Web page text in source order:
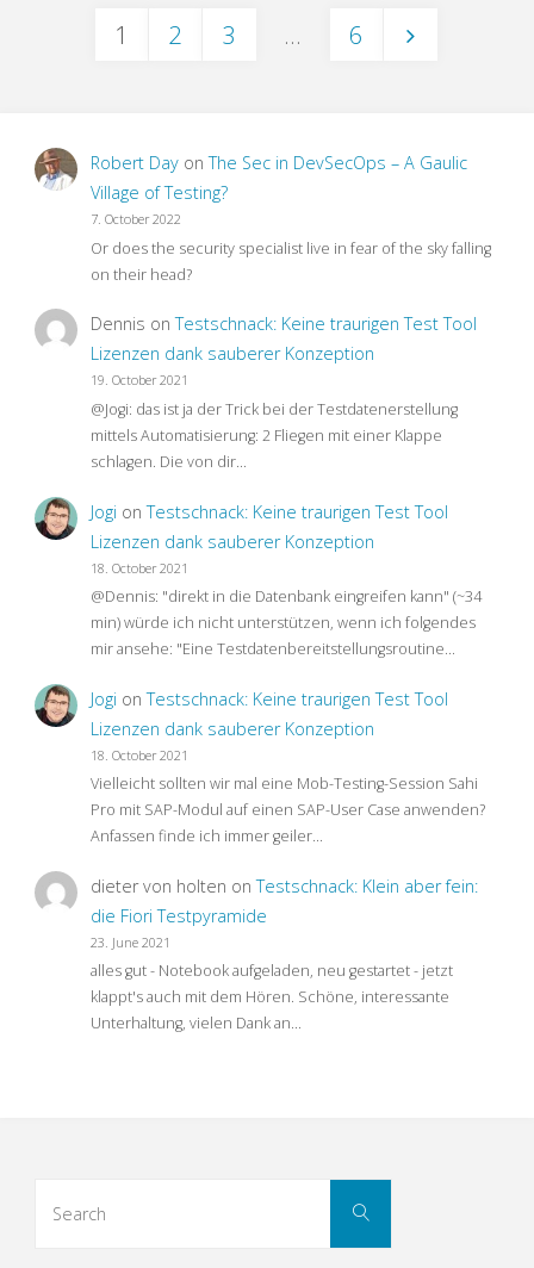
Tipps
Testautomation"
1 2 3 … 6
Robert DayonThe Sec in DevSecOps – A Gaulic
Village of Testing?
7. October 2022
Or does the security specialist live in fear of the sky falling
on their head?
Dennis onTestschnack: Keine traurigen Test Tool
Lizenzen dank sauberer Konzeption
19. October 2021
@Jogi: das ist ja der Trick bei der Testdatenerstellung
mittels Automatisierung: 2 Fliegen mit einer Klappe
schlagen. Die von dir…
Jogi onTestschnack: Keine traurigen Test Tool
Lizenzen dank sauberer Konzeption
18. October 2021
@Dennis: "direkt in die Datenbank eingreifen kann" (~34
min) würde ich nicht unterstützen, wenn ich folgendes
mir ansehe: "Eine Testdatenbereitstellungsroutine…
Jogi onTestschnack: Keine traurigen Test Tool
Lizenzen dank sauberer Konzeption
18. October 2021
Vielleicht sollten wir mal eine Mob-Testing-Session Sahi
Pro mit SAP-Modul auf einen SAP-User Case anwenden?
Anfassen finde ich immer geiler…
dieter von holten onTestschnack: Klein aber fein:
die Fiori Testpyramide
23. June 2021
alles gut - Notebook aufgeladen, neu gestartet - jetzt
klappt's auch mit dem Hören. Schöne, interessante
Unterhaltung, vielen Dank an…
Search